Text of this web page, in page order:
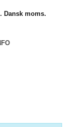
Dansk moms.